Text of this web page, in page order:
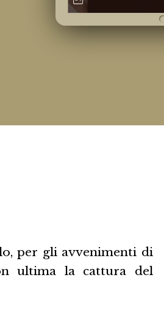
per gli avvenimenti di
ultima la cattura del